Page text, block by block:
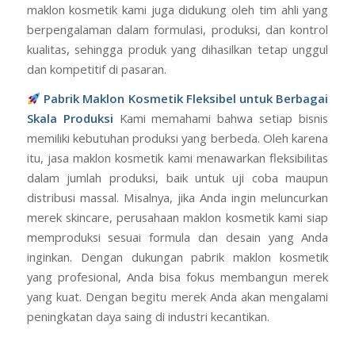
maklon kosmetik kami juga didukung oleh tim ahli yang
berpengalaman dalam formulasi, produksi, dan kontrol
kualitas, sehingga produk yang dihasilkan tetap unggul
dan kompetitif di pasaran.
Pabrik Maklon Kosmetik Fleksibel untuk Berbagai
Skala Produksi Kami memahami bahwa setiap bisnis
memiliki kebutuhan produksi yang berbeda. Oleh karena
itu, jasa maklon kosmetik kami menawarkan fleksibilitas
dalam jumlah produksi, baik untuk uji coba maupun
distribusi massal. Misalnya, jika Anda ingin meluncurkan
merek skincare, perusahaan maklon kosmetik kami siap
memproduksi sesuai formula dan desain yang Anda
inginkan. Dengan dukungan pabrik maklon kosmetik
yang profesional, Anda bisa fokus membangun merek
yang kuat. Dengan begitu merek Anda akan mengalami
peningkatan daya saing di industri kecantikan.